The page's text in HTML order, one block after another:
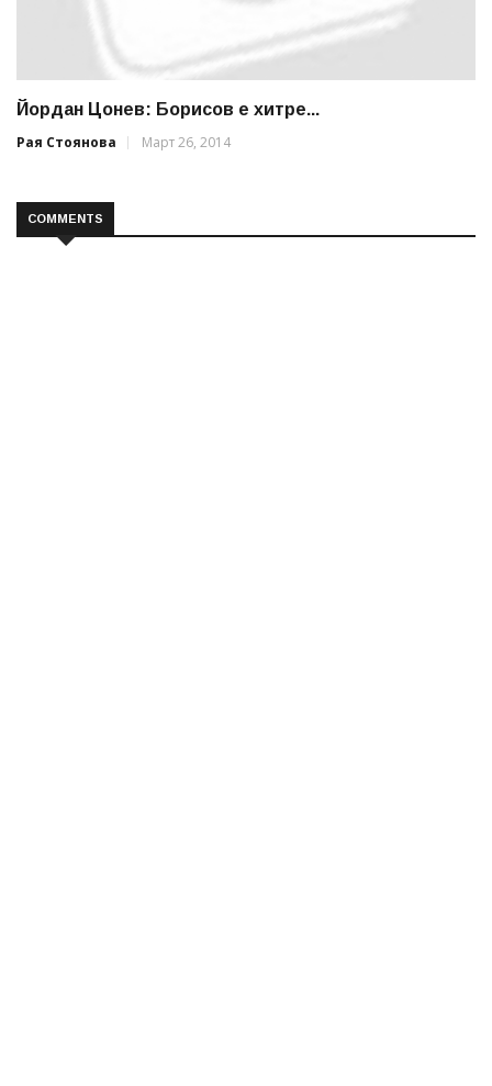
Йордан Цонев: Борисов е хитре...
Рая Стоянова
Март 26, 2014
COMMENTS